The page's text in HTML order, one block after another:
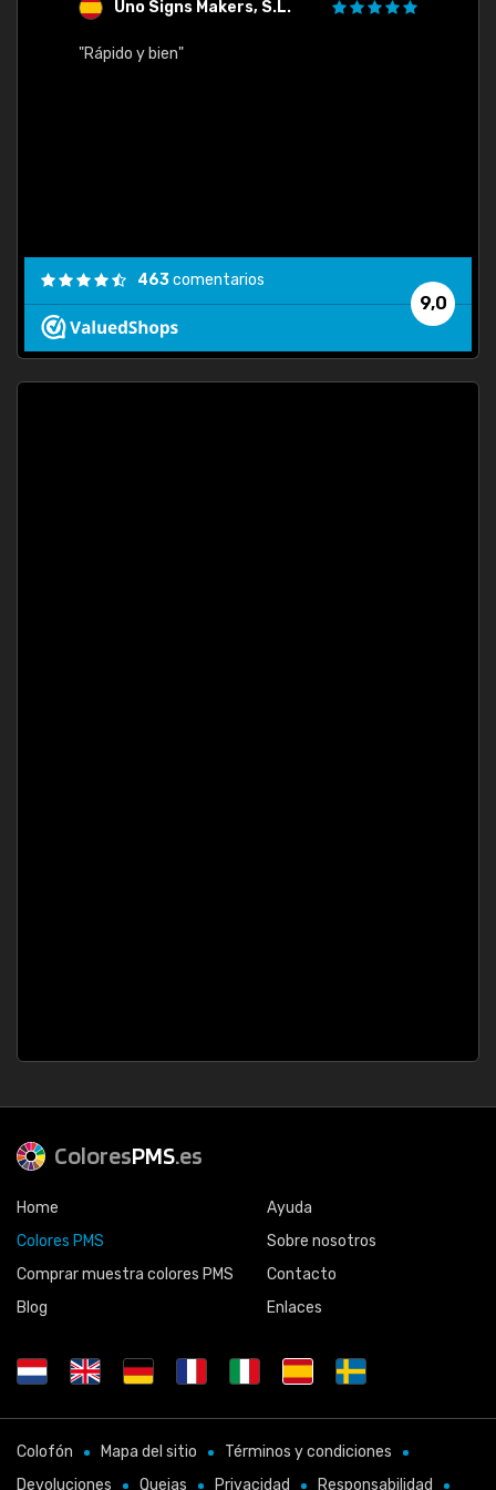
Uno Signs Makers, S.L.
"Rápido y bien"
9,0
463comentarios
ColoresPMS.es
Home
Colores PMS
Comprar muestra colores PMS
Blog
Ayuda
Sobre nosotros
Contacto
Enlaces
Colofón Mapa del sitio
Términos y condiciones
Devoluciones
Quejas Privacidad Responsabilidad